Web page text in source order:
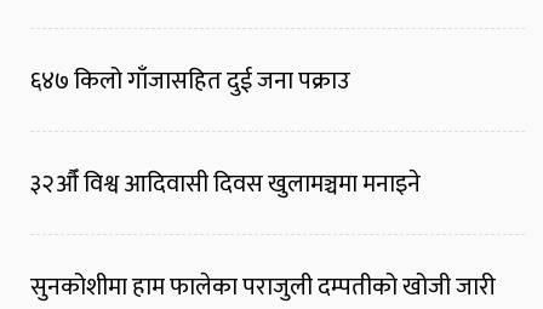
६४७ किलो गाँजासहित दुई जना पक्राउ
३२औँ विश्व आदिवासी दिवस खुलामञ्चमा मनाइने
सुनकोशीमा हाम फालेका पराजुली दम्पतीको खोजी जारी